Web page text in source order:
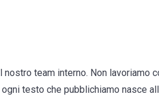
team interno. Non lavoriamo
testo che pubblichiamo nasce